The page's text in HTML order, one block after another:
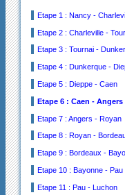
Etape 1 : Nancy -
Etape 2 : Charleville -
Etape 3 : Tournai -
Etape 4 : Dunkerque -
Etape 5 : Dieppe - Caen
Etape 6 : Caen - Angers
Etape 7 : Angers - Royan
Etape 8 : Royan -
Etape 9 : Bordeaux -
Etape 10 : Bayonne - Pau
Etape 11 : Pau - Luchon